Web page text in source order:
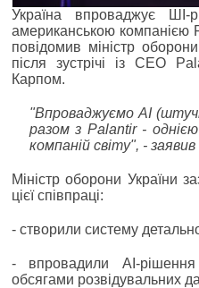
Україна впроваджує
американською компанією
повідомив міністр
після зустрічі із CEO
Карпом.
"Впроваджуємо AI
разом з Palantir -
компаній світу", -
Міністр оборони України
цієї співпраці:
- створили систему
- впровадили AI-
обсягами розвідувальних